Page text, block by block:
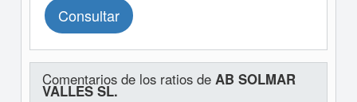
Consultar
Comentarios de los ratios de AB SOLMAR
VALLES SL.